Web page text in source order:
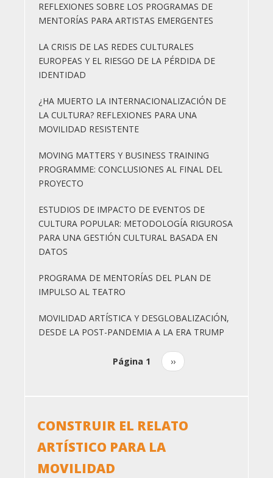
REFLEXIONES SOBRE LOS PROGRAMAS DE
MENTORÍAS PARA ARTISTAS EMERGENTES
LA CRISIS DE LAS REDES CULTURALES
EUROPEAS Y EL RIESGO DE LA PÉRDIDA DE
IDENTIDAD
¿HA MUERTO LA INTERNACIONALIZACIÓN DE
LA CULTURA? REFLEXIONES PARA UNA
MOVILIDAD RESISTENTE
MOVING MATTERS Y BUSINESS TRAINING
PROGRAMME: CONCLUSIONES AL FINAL DEL
PROYECTO
ESTUDIOS DE IMPACTO DE EVENTOS DE
CULTURA POPULAR: METODOLOGÍA RIGUROSA
PARA UNA GESTIÓN CULTURAL BASADA EN
DATOS
PROGRAMA DE MENTORÍAS DEL PLAN DE
IMPULSO AL TEATRO
MOVILIDAD ARTÍSTICA Y DESGLOBALIZACIÓN,
DESDE LA POST-PANDEMIA A LA ERA TRUMP
Página 1
Siguiente
página
››
CONSTRUIR EL RELATO
ARTÍSTICO PARA LA
MOVILIDAD